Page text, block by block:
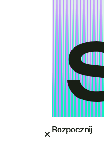
Rozpocznij